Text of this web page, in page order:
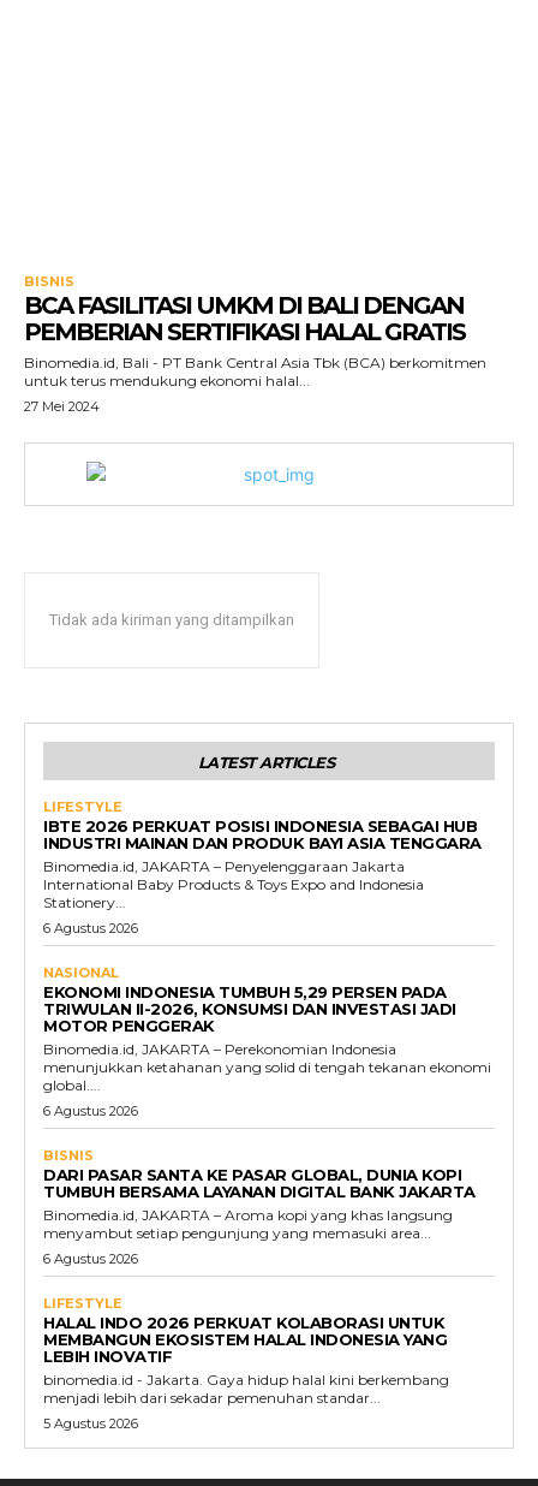
BISNIS
BCA FASILITASI UMKM DI BALI DENGAN
PEMBERIAN SERTIFIKASI HALAL GRATIS
Binomedia.id, Bali - PT Bank Central Asia Tbk (BCA) berkomitmen
untuk terus mendukung ekonomi halal...
27 Mei 2024
Tidak ada kiriman yang ditampilkan
LATEST ARTICLES
LIFESTYLE
IBTE 2026 PERKUAT POSISI INDONESIA SEBAGAI HUB
INDUSTRI MAINAN DAN PRODUK BAYI ASIA TENGGARA
Binomedia.id, JAKARTA – Penyelenggaraan Jakarta
International Baby Products & Toys Expo and Indonesia
Stationery...
6 Agustus 2026
NASIONAL
EKONOMI INDONESIA TUMBUH 5,29 PERSEN PADA
TRIWULAN II-2026, KONSUMSI DAN INVESTASI JADI
MOTOR PENGGERAK
Binomedia.id, JAKARTA – Perekonomian Indonesia
menunjukkan ketahanan yang solid di tengah tekanan ekonomi
global....
6 Agustus 2026
BISNIS
DARI PASAR SANTA KE PASAR GLOBAL, DUNIA KOPI
TUMBUH BERSAMA LAYANAN DIGITAL BANK JAKARTA
Binomedia.id, JAKARTA – Aroma kopi yang khas langsung
menyambut setiap pengunjung yang memasuki area...
6 Agustus 2026
LIFESTYLE
HALAL INDO 2026 PERKUAT KOLABORASI UNTUK
MEMBANGUN EKOSISTEM HALAL INDONESIA YANG
LEBIH INOVATIF
binomedia.id - Jakarta. Gaya hidup halal kini berkembang
menjadi lebih dari sekadar pemenuhan standar...
5 Agustus 2026